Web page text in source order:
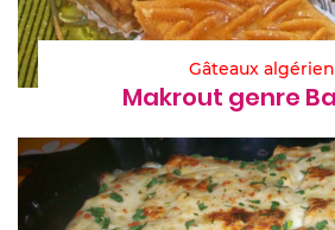
Gâteaux
Makrout genre